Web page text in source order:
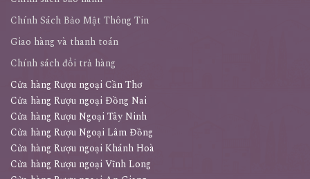
Chính Sách Bảo Mật Thông Tin
Giao hàng và thanh toán
Chính sách đổi trả hàng
Cửa hàng Rượu ngoại Cần Thơ
Cửa hàng Rượu ngoại Đồng Nai
Cửa hàng Rượu Ngoại Tây Ninh
Cửa hàng Rượu Ngoại Lâm Đồng
Cửa hàng Rượu ngoại Khánh Hoà
Cửa hàng Rượu ngoại Vĩnh Long